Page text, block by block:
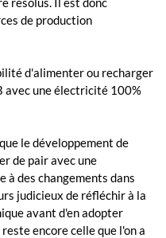
de production
d'alimenter ou recharger
avec une électricité 100%
le développement de
de pair avec une
à des changements dans
judicieux de réfléchir à la
avant d'en adopter
encore celle que l'on a